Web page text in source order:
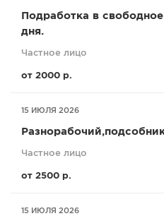
Подработка в
дня.
Частное лицо
от 2000 р.
15 ИЮЛЯ 2026
Частное лицо
от 2500 р.
15 ИЮЛЯ 2026